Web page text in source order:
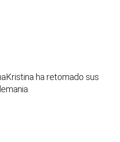
ha retomado sus